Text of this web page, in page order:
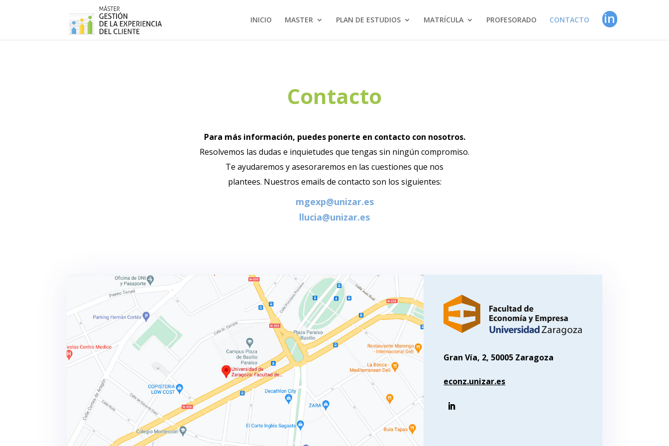
INICIO MASTER PLAN DE ESTUDIOS MATRÍCULA PROFESORADO CONTACTO in
Contacto
Para más información, puedes ponerte en contacto con nosotros.
Resolvemos las dudas e inquietudes que tengas sin ningún compromiso.
Te ayudaremos y asesoraremos en las cuestiones que nos
plantees. Nuestros emails de contacto son los siguientes:
mgexp@unizar.es
llucia@unizar.es
Gran Vía, 2, 50005 Zaragoza
econz.unizar.es